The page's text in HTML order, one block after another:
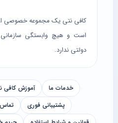
کافی نتی یک مجموعه خصوصی
است و هیچ وابستگی سازمانی
دولتی ندارد.
خدمات ما آموزش کافی
پشتیبانی فوری
تماس